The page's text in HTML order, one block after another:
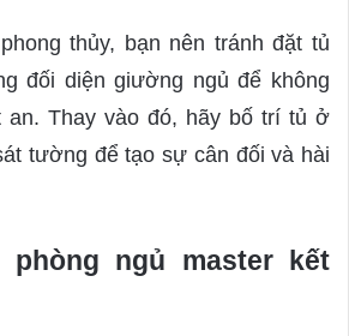
thủy, bạn nên tránh đặt tủ
đối diện giường ngủ để không
an. Thay vào đó, hãy bố trí tủ ở
tường để tạo sự cân đối và hài
phòng ngủ master kết